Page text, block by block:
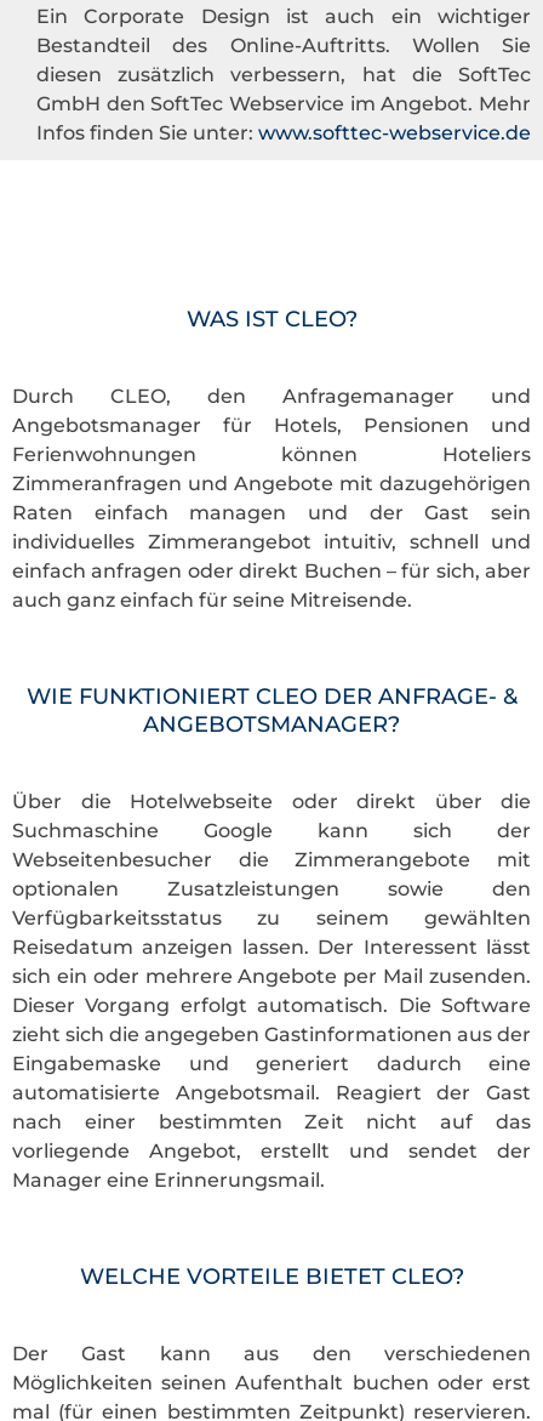
Ein Corporate Design ist auch ein wichtiger
Bestandteil des Online-Auftritts. Wollen Sie
diesen zusätzlich verbessern, hat die SoftTec
GmbH den SoftTec Webservice im Angebot. Mehr
Infos finden Sie unter: www.softtec-webservice.de
WAS IST CLEO?
Durch CLEO, den Anfragemanager und
Angebotsmanager für Hotels, Pensionen und
Ferienwohnungen können Hoteliers
Zimmeranfragen und Angebote mit dazugehörigen
Raten einfach managen und der Gast sein
individuelles Zimmerangebot intuitiv, schnell und
einfach anfragen oder direkt Buchen – für sich, aber
auch ganz einfach für seine Mitreisende.
WIE FUNKTIONIERT CLEO DER ANFRAGE- &
ANGEBOTSMANAGER?
Über die Hotelwebseite oder direkt über die
Suchmaschine Google kann sich der
Webseitenbesucher die Zimmerangebote mit
optionalen Zusatzleistungen sowie den
Verfügbarkeitsstatus zu seinem gewählten
Reisedatum anzeigen lassen. Der Interessent lässt
sich ein oder mehrere Angebote per Mail zusenden.
Dieser Vorgang erfolgt automatisch. Die Software
zieht sich die angegeben Gastinformationen aus der
Eingabemaske und generiert dadurch eine
automatisierte Angebotsmail. Reagiert der Gast
nach einer bestimmten Zeit nicht auf das
vorliegende Angebot, erstellt und sendet der
Manager eine Erinnerungsmail.
WELCHE VORTEILE BIETET CLEO?
Der Gast kann aus den verschiedenen
Möglichkeiten seinen Aufenthalt buchen oder erst
mal (für einen bestimmten Zeitpunkt) reservieren.